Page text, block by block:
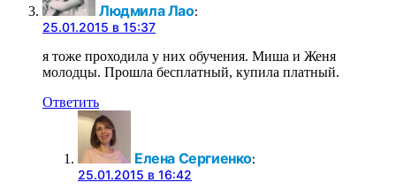
Людмила Лао:
25.01.2015 в 15:37
я тоже проходила у них обучения. Миша и Женя
молодцы. Прошла бесплатный, купила платный.
Ответить
Елена Сергиенко:
25.01.2015 в 16:42